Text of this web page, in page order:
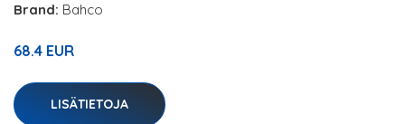
Brand: Bahco
68.4 EUR
LISÄTIETOJA